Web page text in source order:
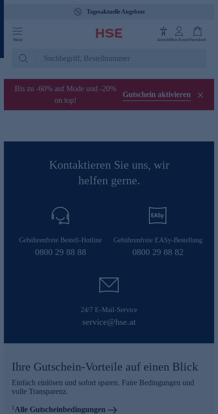
Tagesaktuelle Angebote
Menü AnsichtMein KontoWarenkorb
Bis zu -60% auf Mode und -20%
on top!
Gutschein aktivieren
Kontaktieren Sie uns, wir
helfen gerne.
Gebührenfreie Bestell-Hotline
0800 29 88 88
Gebührenfreie EASy-Bestellung
0800 29 88 82
24/7 E-Mail-Service
service@hse.at
Ihre Gutschein-Vorteile auf einen Blick
Einfach einlösen und sofort sparen. Faire Bedingungen und
volle Transparenz.
1Alle Gutscheinbedingungen